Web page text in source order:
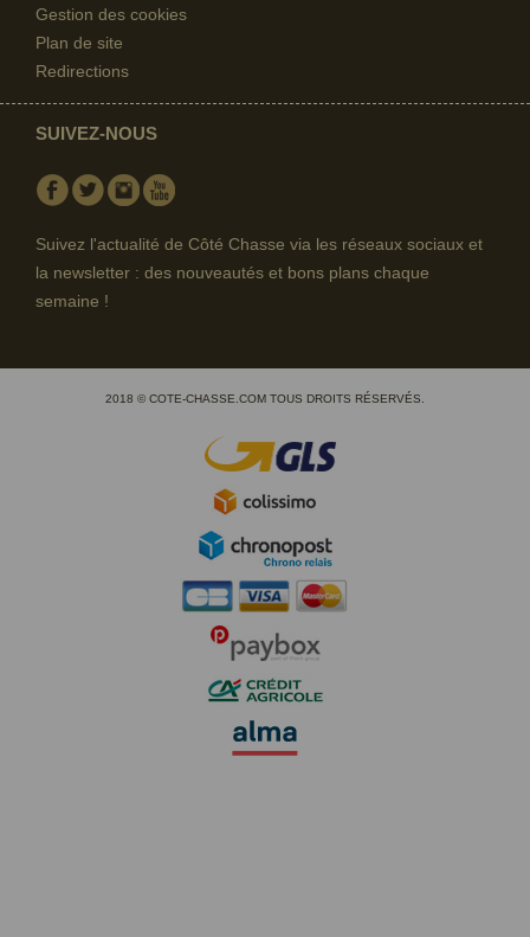
Gestion des cookies
Plan de site
Redirections
SUIVEZ-NOUS
Facebook
TwitterInstagram
Suivez l'actualité de Côté Chasse via les réseaux sociaux et
la newsletter : des nouveautés et bons plans chaque
semaine !
2018 © COTE-CHASSE.COM TOUS DROITS RÉSERVÉS.